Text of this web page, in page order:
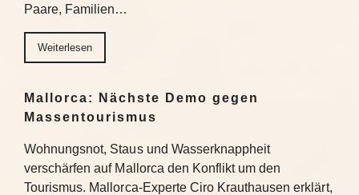
Paare, Familien…
Weiterlesen
Mallorca: Nächste Demo gegen
Massentourismus
Wohnungsnot, Staus und Wasserknappheit
verschärfen auf Mallorca den Konflikt um den
Tourismus. Mallorca-Experte Ciro Krauthausen erklärt,